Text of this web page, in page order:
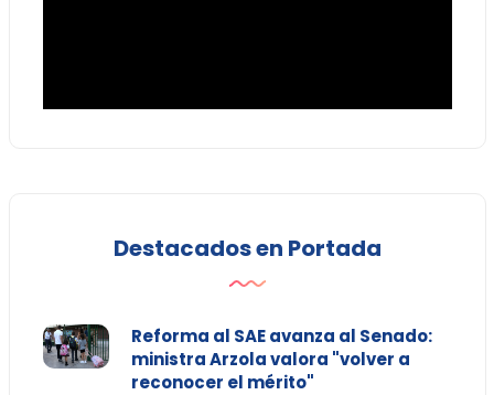
Destacados en Portada
Reforma al SAE avanza al Senado:
ministra Arzola valora "volver a
reconocer el mérito"